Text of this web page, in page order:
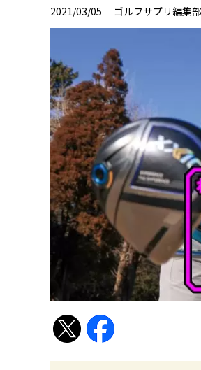
2021/03/05 ゴルフサプリ編集部